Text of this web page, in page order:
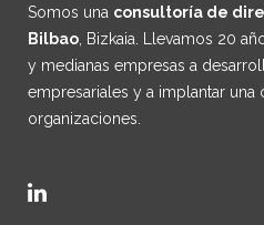
Somos una consultoría de
Bilbao , Bizkaia. Llevamos 20
y medianas empresas a
empresariales y a implantar
organizaciones.